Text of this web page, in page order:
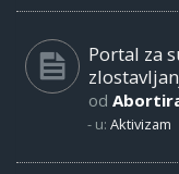
Portal za
od
- u: Aktivizam